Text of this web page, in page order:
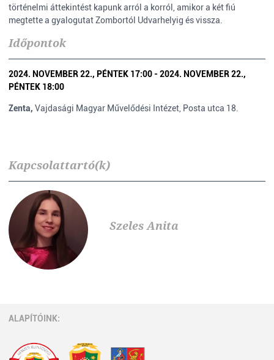
történelmi áttekintést kapunk arról a korról, amikor a két fiú
megtette a gyalogutat Zombortól Udvarhelyig és vissza.
Időpontok
2024. NOVEMBER 22., PÉNTEK 17:00 - 2024. NOVEMBER 22.,
PÉNTEK 18:00
Zenta, Vajdasági Magyar Művelődési Intézet, Posta utca 18.
Kapcsolattartó(k)
Szeles Anita
ALAPÍTÓINK: